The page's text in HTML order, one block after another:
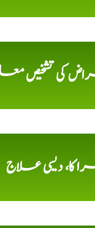
کی تشخیص
کا، دیسی علاج